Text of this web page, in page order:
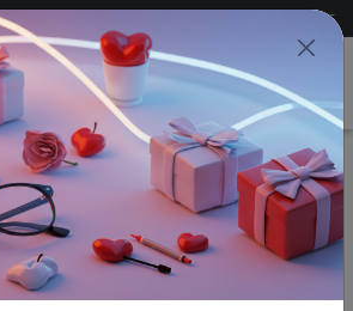
+7 (383) 288-54-55
Проверить
зрение
оптики
Контактные линзы
3ШТ